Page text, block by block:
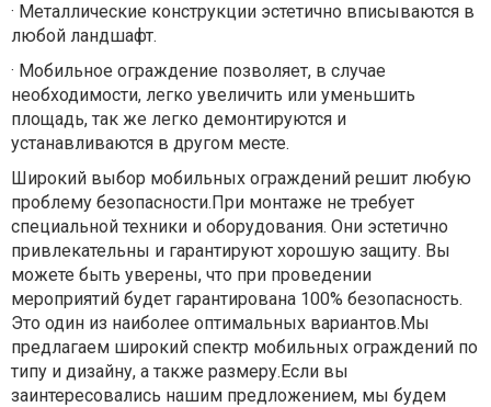
· Металлические конструкции эстетично вписываются в
любой ландшафт.
· Мобильное ограждение позволяет, в случае
необходимости, легко увеличить или уменьшить
площадь, так же легко демонтируются и
устанавливаются в другом месте.
Широкий выбор мобильных ограждений решит любую
проблему безопасности.При монтаже не требует
специальной техники и оборудования. Они эстетично
привлекательны и гарантируют хорошую защиту. Вы
можете быть уверены, что при проведении
мероприятий будет гарантирована 100% безопасность.
Это один из наиболее оптимальных вариантов.Мы
предлагаем широкий спектр мобильных ограждений по
типу и дизайну, а также размеру.Если вы
заинтересовались нашим предложением, мы будем